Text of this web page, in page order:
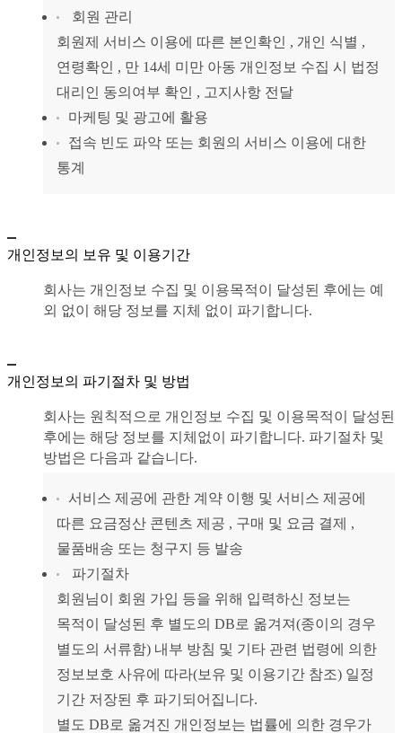
회원 관리
회원제 서비스 이용에 따른 본인확인 , 개인 식별 ,
연령확인 , 만 14세 미만 아동 개인정보 수집 시 법정
대리인 동의여부 확인 , 고지사항 전달
마케팅 및 광고에 활용
접속 빈도 파악 또는 회원의 서비스 이용에 대한
통계
개인정보의 보유 및 이용기간
회사는 개인정보 수집 및 이용목적이 달성된 후에는 예
외 없이 해당 정보를 지체 없이 파기합니다.
개인정보의 파기절차 및 방법
회사는 원칙적으로 개인정보 수집 및 이용목적이 달성된
후에는 해당 정보를 지체없이 파기합니다. 파기절차 및
방법은 다음과 같습니다.
서비스 제공에 관한 계약 이행 및 서비스 제공에
따른 요금정산 콘텐츠 제공 , 구매 및 요금 결제 ,
물품배송 또는 청구지 등 발송
파기절차
회원님이 회원 가입 등을 위해 입력하신 정보는
목적이 달성된 후 별도의 DB로 옮겨져(종이의 경우
별도의 서류함) 내부 방침 및 기타 관련 법령에 의한
정보보호 사유에 따라(보유 및 이용기간 참조) 일정
기간 저장된 후 파기되어집니다.
별도 DB로 옮겨진 개인정보는 법률에 의한 경우가